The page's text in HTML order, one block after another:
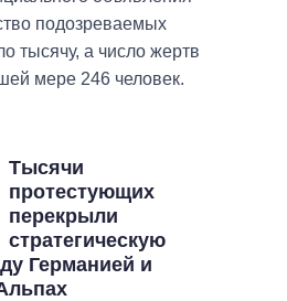
подозреваемых
тысячу, а число жертв
мере 246 человек.
Тысячи
протестующих
перекрыли
стратегическую
Германией и